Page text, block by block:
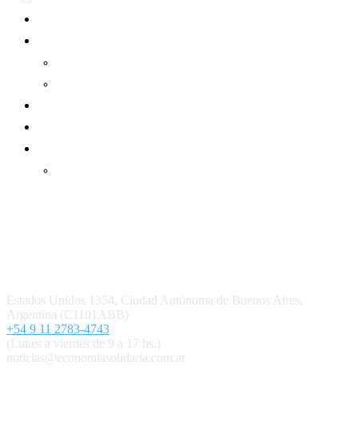
Estados Unidos 1354, Ciudad Autónoma de Buenos Aires,
Argentina (C1101ABB)
+54 9 11 2783-4743
(Lunes a viernes de 9 a 17 hs.)
noticias@economiasolidaria.com.ar